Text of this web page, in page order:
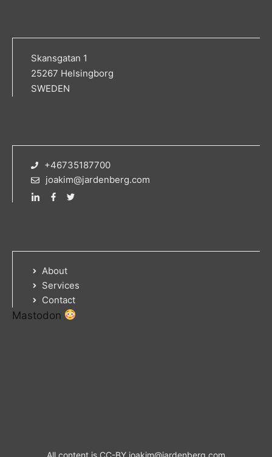
Skansgatan 1
25267 Helsingborg
SWEDEN
+46735187700
joakim@jardenberg.com
About
Services
Contact
Mastodon